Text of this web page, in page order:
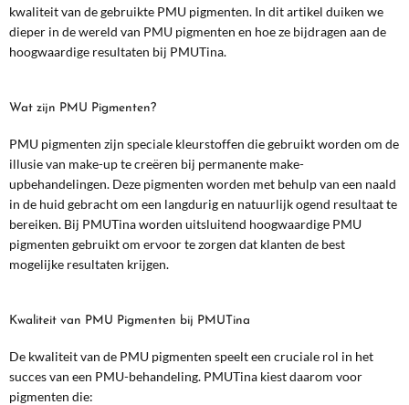
kwaliteit van de gebruikte PMU pigmenten. In dit artikel duiken we
dieper in de wereld van PMU pigmenten en hoe ze bijdragen aan de
hoogwaardige resultaten bij PMUTina.
Wat zijn PMU Pigmenten?
PMU pigmenten zijn speciale kleurstoffen die gebruikt worden om de
illusie van make-up te creëren bij permanente make-
upbehandelingen. Deze pigmenten worden met behulp van een naald
in de huid gebracht om een langdurig en natuurlijk ogend resultaat te
bereiken. Bij PMUTina worden uitsluitend hoogwaardige PMU
pigmenten gebruikt om ervoor te zorgen dat klanten de best
mogelijke resultaten krijgen.
Kwaliteit van PMU Pigmenten bij PMUTina
De kwaliteit van de PMU pigmenten speelt een cruciale rol in het
succes van een PMU-behandeling. PMUTina kiest daarom voor
pigmenten die: